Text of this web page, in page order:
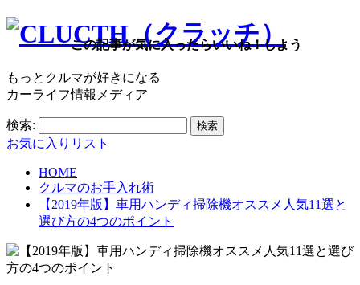
もっとクルマが好きになる
カーライフ情報メディア
検索:
お気に入りリスト
HOME
クルマのお手入れ術
【2019年版】車用ハンディ掃除機オススメ人気11選と
選び方の4つのポイント
この記事が気に入ったらいいね！しよう